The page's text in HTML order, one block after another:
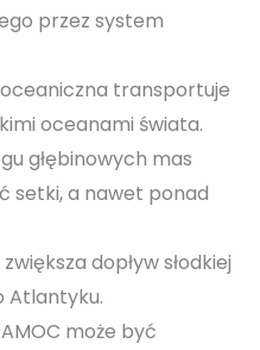
przez system
transportuje
oceanami świata.
głębinowych mas
setki, a nawet ponad
dopływ słodkiej
Atlantyku.
może być